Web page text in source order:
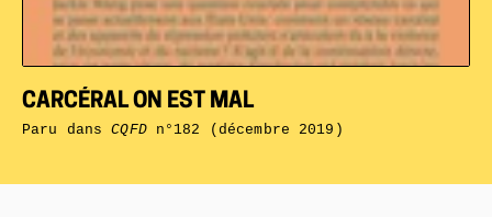
CARCÉRAL ON EST MAL
Paru dansCQFDn°182 (décembre 2019)